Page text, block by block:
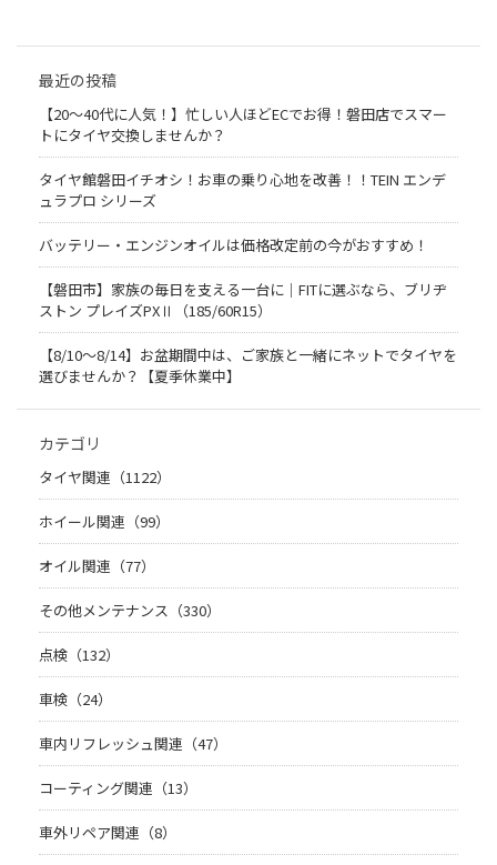
最近の投稿
【20〜40代に人気！】忙しい人ほどECでお得！磐田店でスマー
トにタイヤ交換しませんか？
タイヤ館磐田イチオシ！お車の乗り心地を改善！！TEIN エンデ
ュラプロ シリーズ
バッテリー・エンジンオイルは価格改定前の今がおすすめ！
【磐田市】家族の毎日を支える一台に｜FITに選ぶなら、ブリヂ
ストン プレイズPXⅡ（185/60R15）
【8/10～8/14】お盆期間中は、ご家族と一緒にネットでタイヤを
選びませんか？【夏季休業中】
カテゴリ
タイヤ関連（1122）
ホイール関連（99）
オイル関連（77）
その他メンテナンス（330）
点検（132）
車検（24）
車内リフレッシュ関連（47）
コーティング関連（13）
車外リペア関連（8）